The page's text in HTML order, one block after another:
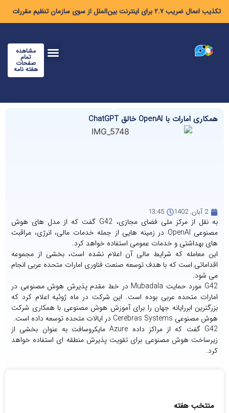
تکذیب اعمال ضریب ۲.۷ برای اینترنت بین‌الملل از سوی سازمان تنظیم مقررات
مشاهده
تمام
صفحات
هفته نامه
همکاری امارات با OpenAI خالق ChatGPT
2 آبان, 1402 13:45
به نقل از مرکز ملی فضای مجازی، G42 گفت که از مدل های هوش
مصنوعی OpenAI در زمینه هایی از جمله خدمات مالی، انرژی، مراقبت
های بهداشتی و خدمات عمومی استفاده خواهد کرد.
این معامله که شرایط مالی آن اعلام نشده است، بخشی از مجموعه
اقداماتی است که با هدف توسعه صنعت فناوری امارات متحده عربی انجام
می شود.
G42 مورد حمایت Mubadala در خط مقدم پذیرش هوش مصنوعی در
امارات متحده عربی بوده است. این شرکت در ماه ژوئیه اعلام کرد که
بزرگترین ابررایانه جهان را برای آموزش هوش مصنوعی با همکاری شرکت
هوش مصنوعی Cerebras Systems در ایالات متحده توسعه داده است.
G42 گفت که از مراکز داده Azure مایکروسافت به عنوان بخشی از
زیرساخت هوش مصنوعی برای تقویت پذیرش منطقه ای استفاده خواهد
کرد.
منتخب هفته